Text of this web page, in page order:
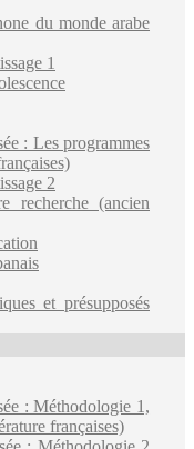
du monde arabe
1
: Les programmes
2
recherche (ancien
et présupposés
: Méthodologie 1,
françaises)